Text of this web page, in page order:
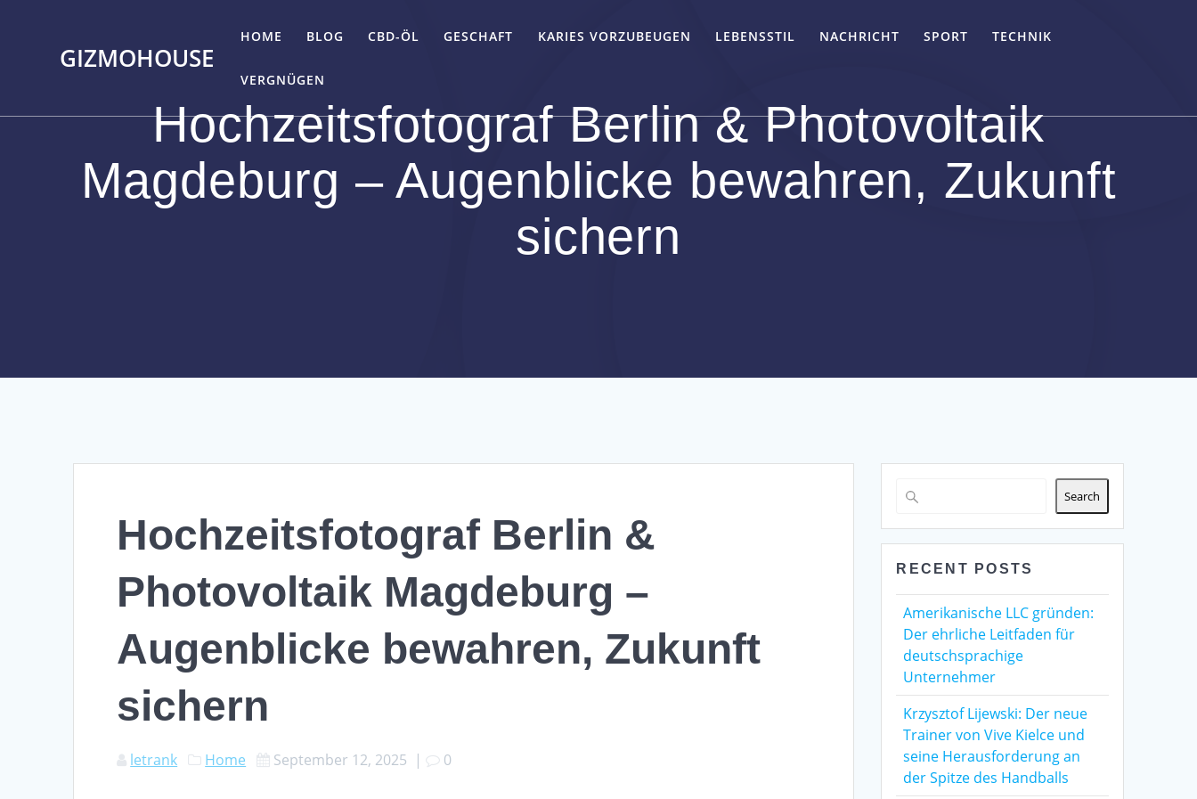
GIZMOHOUSE
HOME BLOG CBD-ÖL GESCHAFT KARIES VORZUBEUGEN LEBENSSTIL NACHRICHT SPORT TECHNIK
VERGNÜGEN
Hochzeitsfotograf Berlin & Photovoltaik
Magdeburg – Augenblicke bewahren, Zukunft
sichern
Hochzeitsfotograf Berlin &
Photovoltaik Magdeburg –
Augenblicke bewahren, Zukunft
sichern
letrank Home September 12, 2025 | 0
Search
RECENT POSTS
Amerikanische LLC gründen:
Der ehrliche Leitfaden für
deutschsprachige
Unternehmer
Krzysztof Lijewski: Der neue
Trainer von Vive Kielce und
seine Herausforderung an
der Spitze des Handballs